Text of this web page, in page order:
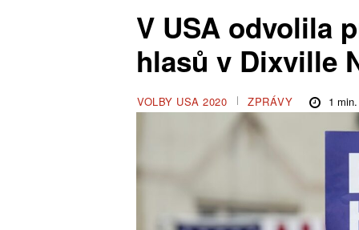
V USA odvolila
hlasů v Dixville
VOLBY USA 2020 ZPRÁVY 1 min.